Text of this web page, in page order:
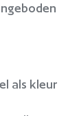
als kleur